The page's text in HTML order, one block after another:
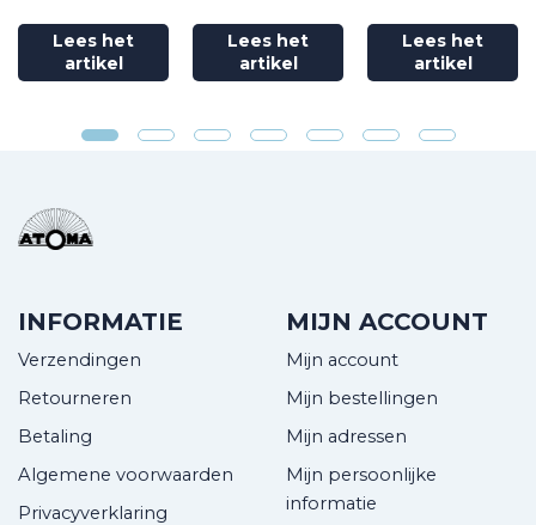
Lees het
artikel
Lees het
artikel
Lees het
artikel
INFORMATIE
Verzendingen
Retourneren
Betaling
Algemene voorwaarden
Privacyverklaring
MIJN ACCOUNT
Mijn account
Mijn bestellingen
Mijn adressen
Mijn persoonlijke
informatie